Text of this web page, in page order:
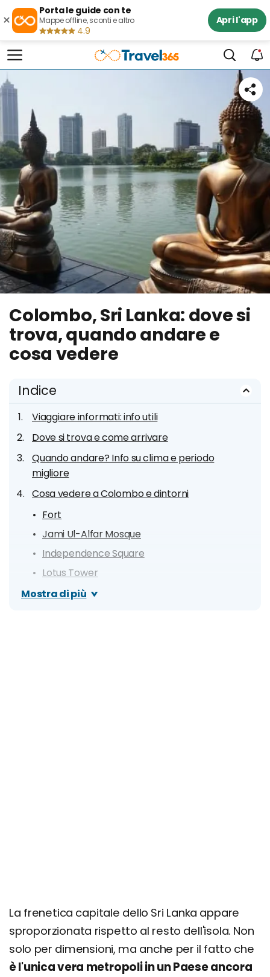
×
Porta le guide con te
Mappe offline, sconti e altro
4.9
Apri l'app
Colombo, Sri Lanka: dove si
trova, quando andare e
cosa vedere
Indice
Viaggiare informati: info utili
Dove si trova e come arrivare
Quando andare? Info su clima e periodo
migliore
Cosa vedere a Colombo e dintorni
Fort
Jami Ul-Alfar Mosque
Independence Square
Lotus Tower
St. Lucia Cathedral
Mostra di più
La frenetica capitale dello Sri Lanka appare
sproporzionata rispetto al resto dell'isola. Non
solo per dimensioni, ma anche per il fatto che
è l'unica vera metropoli in un Paese ancora